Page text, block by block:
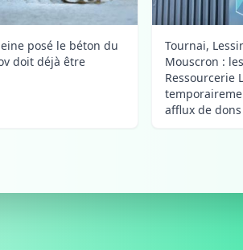
posé le béton du
doit déjà être
Tournai,
Mouscron :
Ressourcerie
afflux de dons